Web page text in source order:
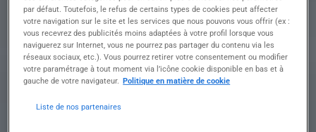
assurez le bon fonctionnement, l'entretien et la
maintenance des infrastructures afin de garantir
un environnement de travail sûr et opérationnel.
À ce titre, vous serez amené(e) à :
• Réaliser les travaux de maintenance préventive
et curative sur les bâtiments et les équipements.
en œuvre les actions correctives adaptées.
par défaut. Toutefois, le refus de certains types de cookies peut affecter
votre navigation sur le site et les services que nous pouvons vous offrir (ex :
vous recevrez des publicités moins adaptées à votre profil lorsque vous
naviguerez sur Internet, vous ne pourrez pas partager du contenu via les
réseaux sociaux, etc.). Vous pourrez retirer votre consentement ou modifier
votre paramétrage à tout moment via l’icône cookie disponible en bas et à
gauche de votre navigateur. Politique en matière de cookie
Liste de nos partenaires